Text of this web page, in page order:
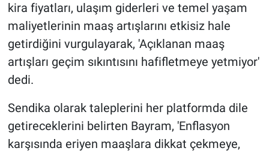
kira fiyatları, ulaşım giderleri ve temel yaşam
maliyetlerinin maaş artışlarını etkisiz hale
getirdiğini vurgulayarak, 'Açıklanan maaş
artışları geçim sıkıntısını hafifletmeye yetmiyor'
dedi.
Sendika olarak taleplerini her platformda dile
getireceklerini belirten Bayram, 'Enflasyon
karşısında eriyen maaşlara dikkat çekmeye,